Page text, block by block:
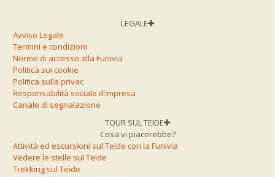
LEGALE
Avviso Legale
Termini e condizioni
Norme di accesso alla Funivia
Politica sui cookie
Politica sulla privac
Responsabilità sociale d’impresa
Canale di segnalazione
TOUR SUL TEIDE
Cosa vi piacerebbe?
Attività ed escursioni sul Teide con la Funivia
Vedere le stelle sul Teide
Trekking sul Teide